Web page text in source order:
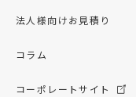
法人様向けお見積り
コラム
コーポレートサイト